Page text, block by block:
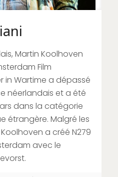
Martin Koolhoven
Film
in Wartime a dépassé
néerlandais et a été
dans la catégorie
étrangère. Malgré les
a créé N279
avec le